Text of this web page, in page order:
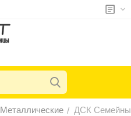
Металлические / ДСК